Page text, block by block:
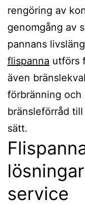
rengöring av
genomgång av
pannans
flispanna utförs
även
förbränning och
bränsleförråd
sätt.
service